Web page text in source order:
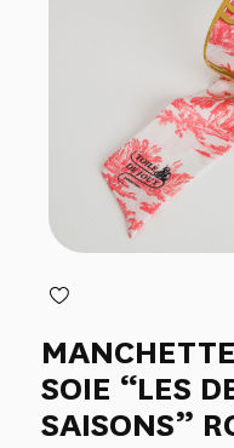
SOIE “LES
SAISONS”